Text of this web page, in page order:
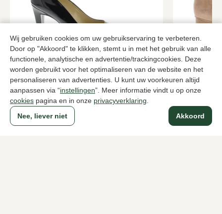
Wij gebruiken cookies om uw gebruikservaring te verbeteren.
Door op "Akkoord" te klikken, stemt u in met het gebruik van alle
functionele, analytische en advertentie/trackingcookies. Deze
worden gebruikt voor het optimaliseren van de website en het
personaliseren van advertenties. U kunt uw voorkeuren altijd
aanpassen via “instellingen”. Meer informatie vindt u op onze
cookies pagina en in onze privacyverklaring
Akkoord
Nee, liever niet
Peter Kaiser
Zwarte pumps dames
155,00
Paul Green
Beige
159,95